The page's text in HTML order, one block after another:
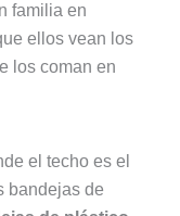
familia en
ellos vean los
los coman en
el techo es el
bandejas de